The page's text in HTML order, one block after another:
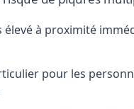
élevé à proximité
pour les